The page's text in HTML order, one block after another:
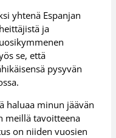
yhtenä Espanjan
ja
se, että
pysyvän
haluaa minun jäävän
meillä tavoitteena
on niiden vuosien